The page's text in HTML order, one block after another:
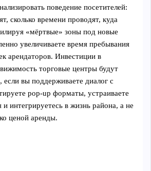
поведение посетителей:
сколько времени проводят, куда
«мёртвые» зоны под новые
увеличиваете время пребывания
арендаторов. Инвестиции в
торговые центры будут
если вы поддерживаете диалог с
pop-up форматы, устраиваете
интегрируетесь в жизнь района, а не
ценой аренды.